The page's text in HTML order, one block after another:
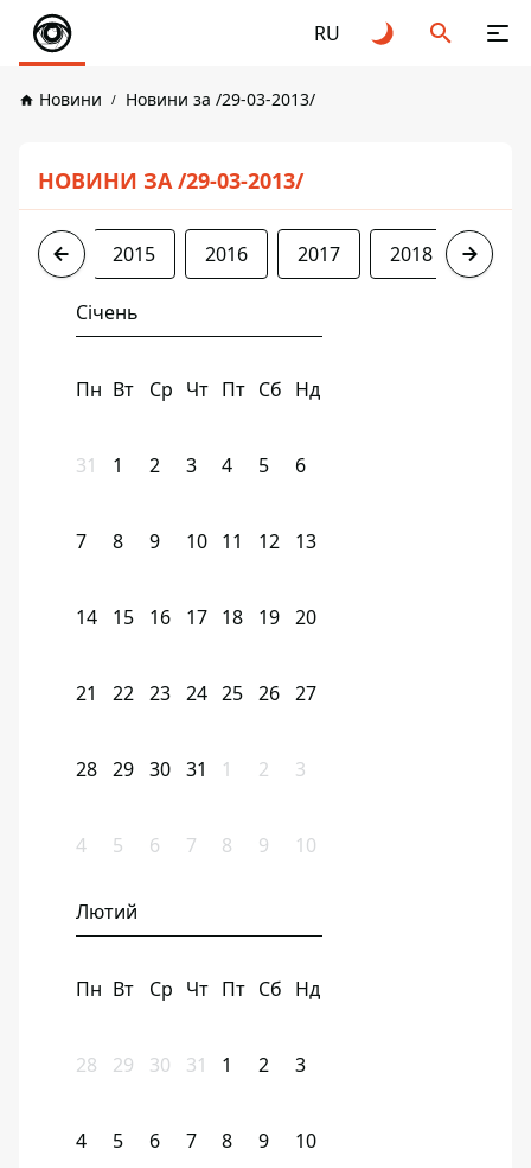
RU
Новини Новини за /29-03-2013/
НОВИНИ ЗА /29-03-2013/
2013 2015 2016 2017 2018 2019
Січень
Пн Вт Ср Чт Пт Сб Нд
31 1 2 3 4 5 6
7 8 9 10 11 12 13
14 15 16 17 18 19 20
21 22 23 24 25 26 27
28 29 30 31 1 2 3
4 5 6 7 8 9 10
Лютий
Пн Вт Ср Чт Пт Сб Нд
28 29 30 31 1 2 3
4 5 6 7 8 9 10